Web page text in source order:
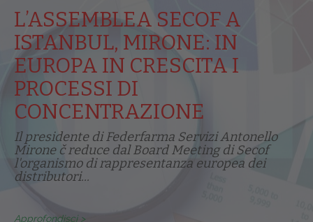
L’ASSEMBLEA SECOF A
ISTANBUL, MIRONE: IN
EUROPA IN CRESCITA I
PROCESSI DI
CONCENTRAZIONE
Il presidente di Federfarma Servizi Antonello
Mirone č reduce dal Board Meeting di Secof
l'organismo di rappresentanza europea dei
distributori...
Approfondisci >